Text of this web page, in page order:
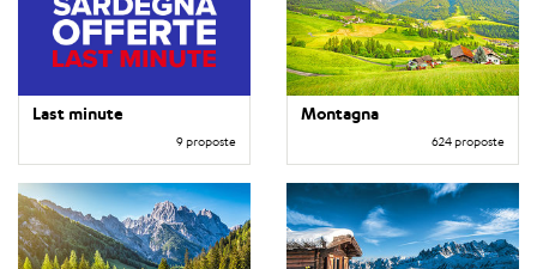
Last minute
9 proposte
Montagna
624 proposte